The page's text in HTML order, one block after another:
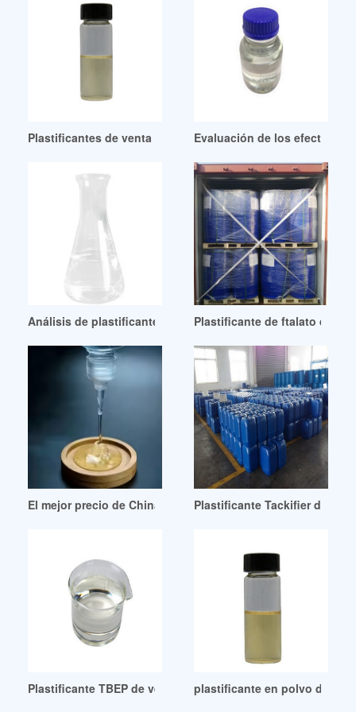
Plastificantes de venta caliente a buen precio para risens
Evaluación de los efectos
Análisis de plastificantes en dispositivos médicos de PVC:
Plastificante de ftalato de
El mejor precio de China, plastificante de PVC, ftalato de
Plastificante Tackifier de
Plastificante TBEP de venta caliente Plastificante TBEP
plastificante en polvo de